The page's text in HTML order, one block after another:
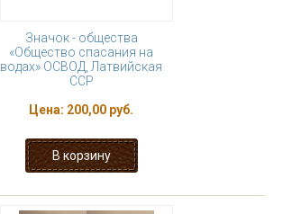
Значок - общества
«Общество спасания на
водах» ОСВОД, Латвийская
ССР
Цена: 200,00 руб.